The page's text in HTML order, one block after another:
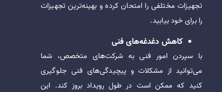
تجهیزات مختلفی را امتحان کرده و بهینه‌ترین تجهیزات
را برای خود بیابید.
کاهش دغدغه‌های فنی
با سپردن امور فنی به شرکت‌های متخصص، شما
می‌توانید از مشکلات و پیچیدگی‌های فنی جلوگیری
کنید که ممکن است در طول رویداد بروز کند. این